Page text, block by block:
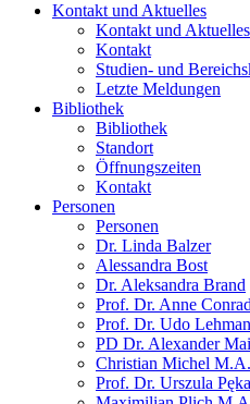
Kontakt und Aktuelles
Kontakt und Aktuelles
Kontakt
Studien- und
Letzte Meldungen
Bibliothek
Bibliothek
Standort
Öffnungszeiten
Kontakt
Personen
Personen
Dr. Linda Balzer
Alessandra Bost
Dr. Aleksandra Brand
Prof. Dr. Anne Conrad
Prof. Dr. Udo
PD Dr. Alexander
Christian Michel M.A.
Prof. Dr. Urszula